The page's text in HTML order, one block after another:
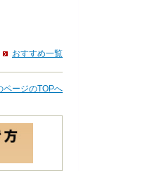
おすすめ一覧
ページのTOPへ